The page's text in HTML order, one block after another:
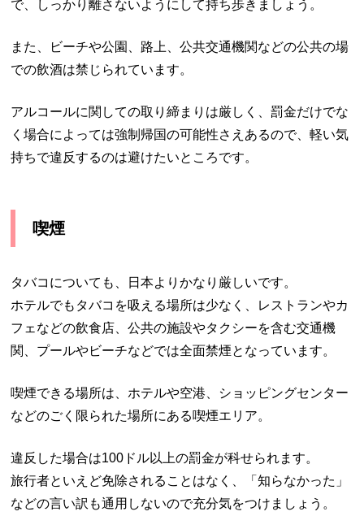
で、しっかり離さないようにして持ち歩きましょう。
また、ビーチや公園、路上、公共交通機関などの公共の場
での飲酒は禁じられています。
アルコールに関しての取り締まりは厳しく、罰金だけでな
く場合によっては強制帰国の可能性さえあるので、軽い気
持ちで違反するのは避けたいところです。
喫煙
タバコについても、日本よりかなり厳しいです。
ホテルでもタバコを吸える場所は少なく、レストランやカ
フェなどの飲食店、公共の施設やタクシーを含む交通機
関、プールやビーチなどでは全面禁煙となっています。
喫煙できる場所は、ホテルや空港、ショッピングセンター
などのごく限られた場所にある喫煙エリア。
違反した場合は100 ドル以上の罰金が科せられます。
旅行者といえど免除されることはなく、「知らなかった」
などの言い訳も通用しないので充分気をつけましょう。